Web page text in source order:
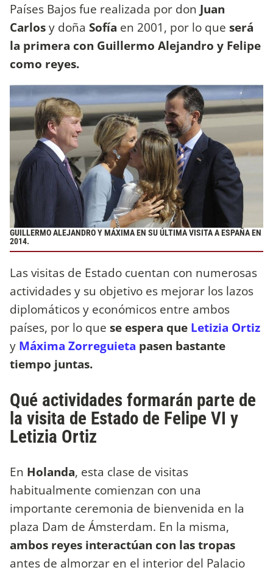
Países Bajos fue realizada por don Juan
Carlosy doña Sofía en 2001, por lo que será
la primera con Guillermo Alejandro y Felipe
como reyes.
GUILLERMO ALEJANDRO Y MÁXIMA EN SU ÚLTIMA VISITA A ESPAÑA EN
2014.
Las visitas de Estado cuentan con numerosas
actividades y su objetivo es mejorar los lazos
diplomáticos y económicos entre ambos
países, por lo que se espera que Letizia Ortiz
y Máxima Zorreguieta pasen bastante
tiempo juntas.
Qué actividades formarán parte de
la visita de Estado de Felipe VI y
Letizia Ortiz
En Holanda, esta clase de visitas
habitualmente comienzan con una
importante ceremonia de bienvenida en la
plaza Dam de Ámsterdam. En la misma,
ambos reyes interactúan con las tropas
antes de almorzar en el interior del Palacio